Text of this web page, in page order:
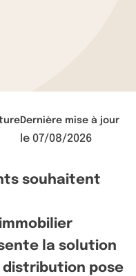
Dernière mise à jour
le 07/08/2026
souhaitent
la solution
distribution pose